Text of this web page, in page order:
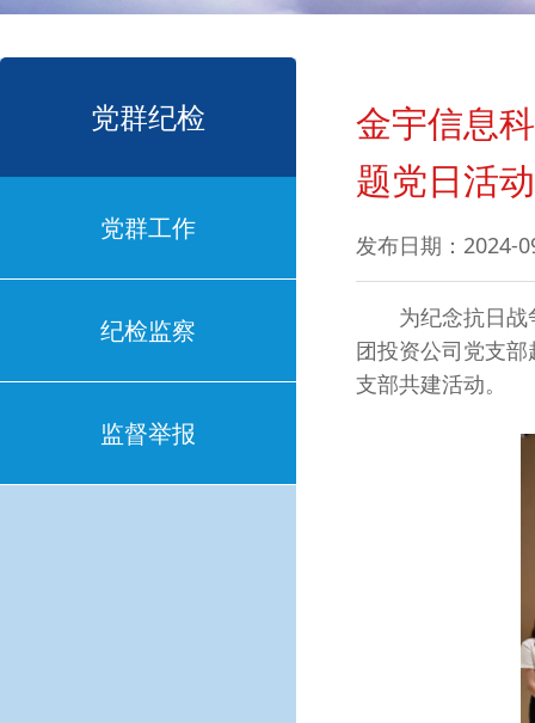
党群纪检
党群工作
纪检监察
监督举报
金宇信息
题党日活动
发布日期：2024-
为纪念抗日战争
团投资公司党支
支部共建活动。